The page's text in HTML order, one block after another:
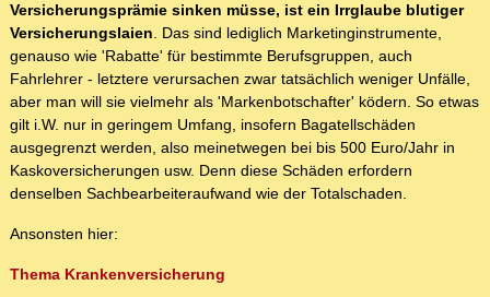
Versicherungsprämie sinken müsse, ist ein Irrglaube blutiger
Versicherungslaien. Das sind lediglich Marketinginstrumente,
genauso wie 'Rabatte' für bestimmte Berufsgruppen, auch
Fahrlehrer - letztere verursachen zwar tatsächlich weniger Unfälle,
aber man will sie vielmehr als 'Markenbotschafter' ködern. So etwas
gilt i.W. nur in geringem Umfang, insofern Bagatellschäden
ausgegrenzt werden, also meinetwegen bei bis 500 Euro/Jahr in
Kaskoversicherungen usw. Denn diese Schäden erfordern
denselben Sachbearbeiteraufwand wie der Totalschaden.
Ansonsten hier:
Thema Krankenversicherung